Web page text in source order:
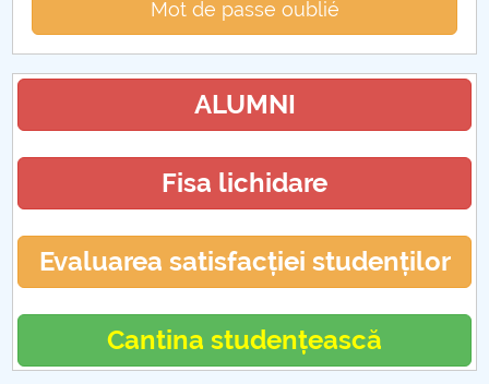
Mot de passe oublié
ALUMNI
Fisa lichidare
Evaluarea satisfacției studenților
Cantina studențească